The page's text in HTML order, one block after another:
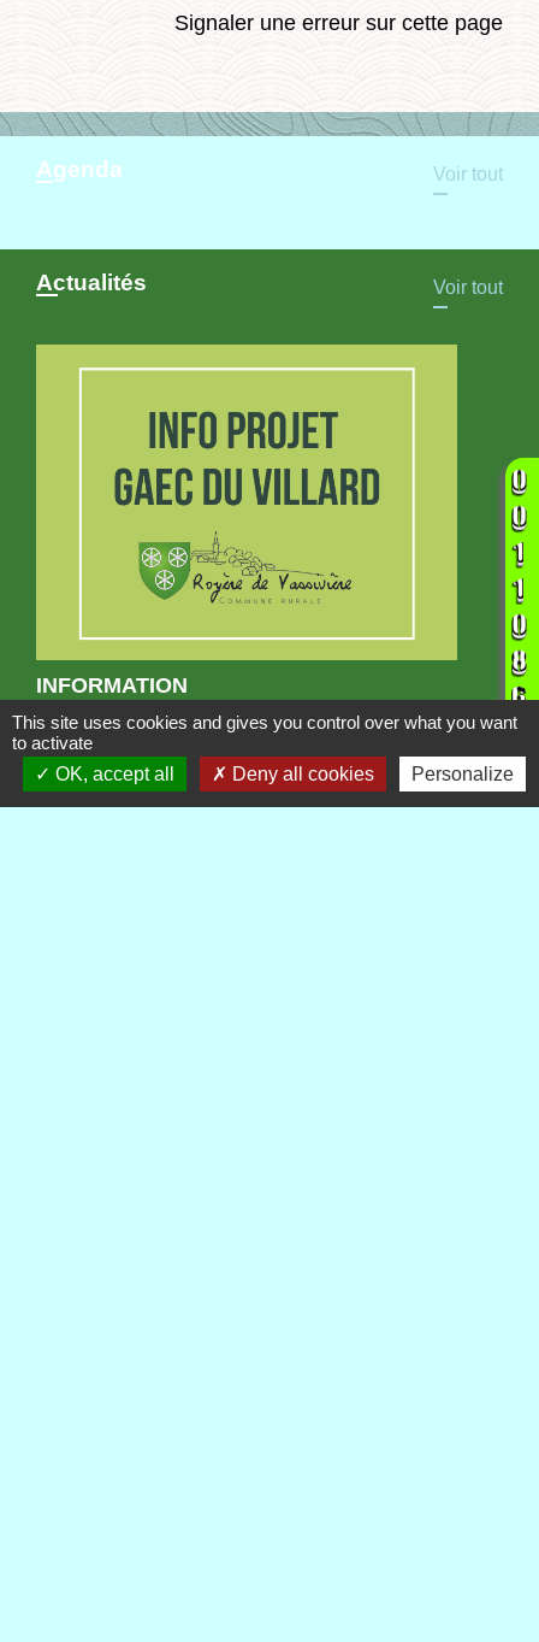
Signaler une erreur sur cette page
Agenda Voir tout
Actualités Voir tout
INFORMATION
Projet GAEC du Villard
This site uses cookies and gives you control over what you want
to activate
OK, accept all
Deny all cookies Personalize